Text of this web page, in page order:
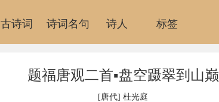
古诗词 诗词名句 诗人 标签
题福唐观二首▪盘空蹑翠到山巅
[唐代] 杜光庭